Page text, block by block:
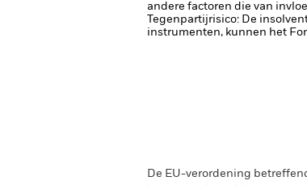
andere factoren die van
Tegenpartijrisico: De
instrumenten, kunnen het
De EU-verordening